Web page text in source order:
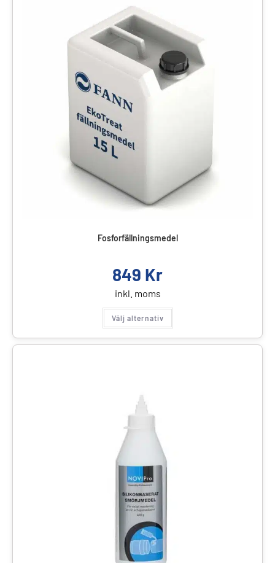
Fosforfällningsmedel
849 Kr
inkl. moms
Välj alternativ